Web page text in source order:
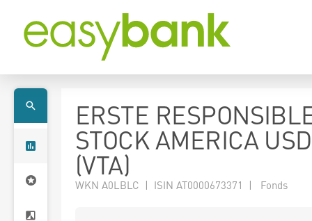
ERSTE
STOCK AMERICA
(VTA)
WKN A0LBLC | ISIN AT0000673371 | Fonds